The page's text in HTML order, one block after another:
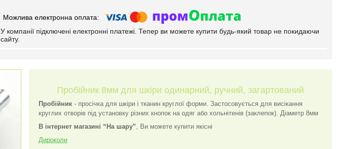
У компанії підключені електронні платежі. Тепер ви можете купити будь-який товар не покидаючи
сайту.
Пробійник 8мм для шкіри одинарний, ручний, загартований
Пробійник - просічка для шкіри і тканин круглої форми. Застосовується для висікання
круглих отворів під установку різних кнопок на одяг або хольнітенів (заклепок). Діаметр 8мм
В інтернет магазині “На шару”, Ви можете купити якісні
Дироколи